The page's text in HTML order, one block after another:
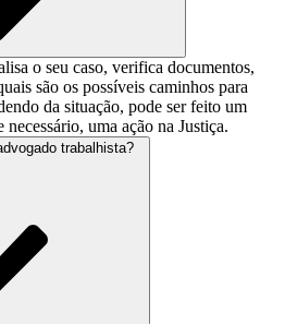
o seu caso, verifica documentos,
são os possíveis caminhos para
da situação, pode ser feito um
uma ação na Justiça.
trabalhista?